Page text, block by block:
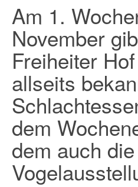
Am 1.
November
Freiheiter
allseits
dem
dem auch die